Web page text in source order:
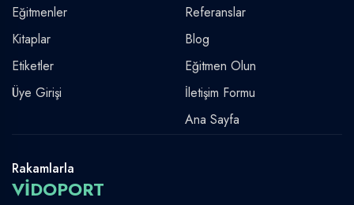
Eğitmenler
Kitaplar
Etiketler
Üye Girişi
Referanslar
Blog
Eğitmen Olun
İletişim Formu
Ana Sayfa
Rakamlarla
VİDOPORT